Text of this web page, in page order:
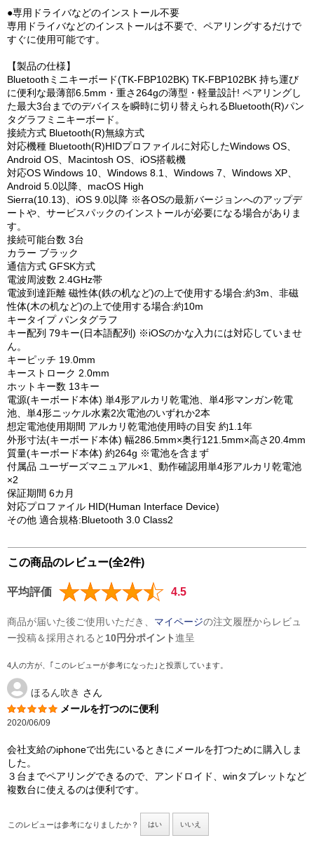
●専用ドライバなどのインストール不要
専用ドライバなどのインストールは不要で、ペアリングするだけで
すぐに使用可能です。
【製品の仕様】
Bluetoothミニキーボード(TK-FBP102BK) TK-FBP102BK 持ち運び
に便利な最薄部6.5mm・重さ264gの薄型・軽量設計! ペアリングし
た最大3台までのデバイスを瞬時に切り替えられるBluetooth(R)パン
タグラフミニキーボード。
接続方式 Bluetooth(R)無線方式
対応機種 Bluetooth(R)HIDプロファイルに対応したWindows OS、
Android OS、Macintosh OS、iOS搭載機
対応OS Windows 10、Windows 8.1、Windows 7、Windows XP、
Android 5.0以降、macOS High
Sierra(10.13)、iOS 9.0以降 ※各OSの最新バージョンへのアップデ
ートや、サービスパックのインストールが必要になる場合がありま
す。
接続可能台数 3台
カラー ブラック
通信方式 GFSK方式
電波周波数 2.4GHz帯
電波到達距離 磁性体(鉄の机など)の上で使用する場合:約3m、非磁
性体(木の机など)の上で使用する場合:約10m
キータイプ パンタグラフ
キー配列 79キー(日本語配列) ※iOSのかな入力には対応していませ
ん。
キーピッチ 19.0mm
キーストローク 2.0mm
ホットキー数 13キー
電源(キーボード本体) 単4形アルカリ乾電池、単4形マンガン乾電
池、単4形ニッケル水素2次電池のいずれか2本
想定電池使用期間 アルカリ乾電池使用時の目安 約1.1年
外形寸法(キーボード本体) 幅286.5mm×奥行121.5mm×高さ20.4mm
質量(キーボード本体) 約264g ※電池を含まず
付属品 ユーザーズマニュアル×1、動作確認用単4形アルカリ乾電池
×2
保証期間 6カ月
対応プロファイル HID(Human Interface Device)
その他 適合規格:Bluetooth 3.0 Class2
この商品のレビュー(全2件)
平均評価 4.5
商品が届いた後ご使用いただき、 マイページの注文履歴からレビュ
ー投稿＆採用されると 10円分ポイント進呈
4人の方が、｢このレビューが参考になった｣と投票しています。
ほるん吹き さん
メールを打つのに便利
2020/06/09
会社支給のiphoneで出先にいるときにメールを打つために購入しま
した。
３台までペアリングできるので、アンドロイド、winタブレットなど
複数台に使えるのは便利です。
このレビューは参考になりましたか？ はい いいえ